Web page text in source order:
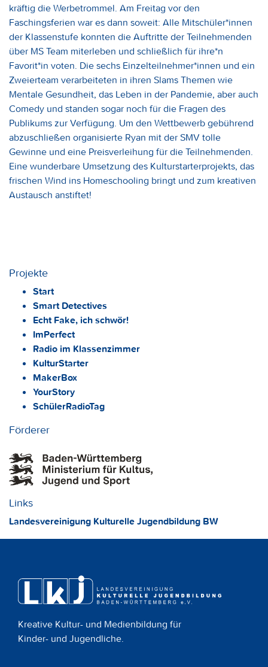
kräftig die Werbetrommel. Am Freitag vor den
Faschingsferien war es dann soweit: Alle Mitschüler*innen
der Klassenstufe konnten die Auftritte der Teilnehmenden
über MS Team miterleben und schließlich für ihre*n
Favorit*in voten. Die sechs Einzelteilnehmer*innen und ein
Zweierteam verarbeiteten in ihren Slams Themen wie
Mentale Gesundheit, das Leben in der Pandemie, aber auch
Comedy und standen sogar noch für die Fragen des
Publikums zur Verfügung. Um den Wettbewerb gebührend
abzuschließen organisierte Ryan mit der SMV tolle
Gewinne und eine Preisverleihung für die Teilnehmenden.
Eine wunderbare Umsetzung des Kulturstarterprojekts, das
frischen Wind ins Homeschooling bringt und zum kreativen
Austausch anstiftet!
Projekte
Start
Smart Detectives
Echt Fake, ich schwör!
ImPerfect
Radio im Klassenzimmer
KulturStarter
MakerBox
YourStory
SchülerRadioTag
Förderer
Links
Landesvereinigung Kulturelle Jugendbildung BW
Kreative Kultur- und Medienbildung für
Kinder- und Jugendliche.